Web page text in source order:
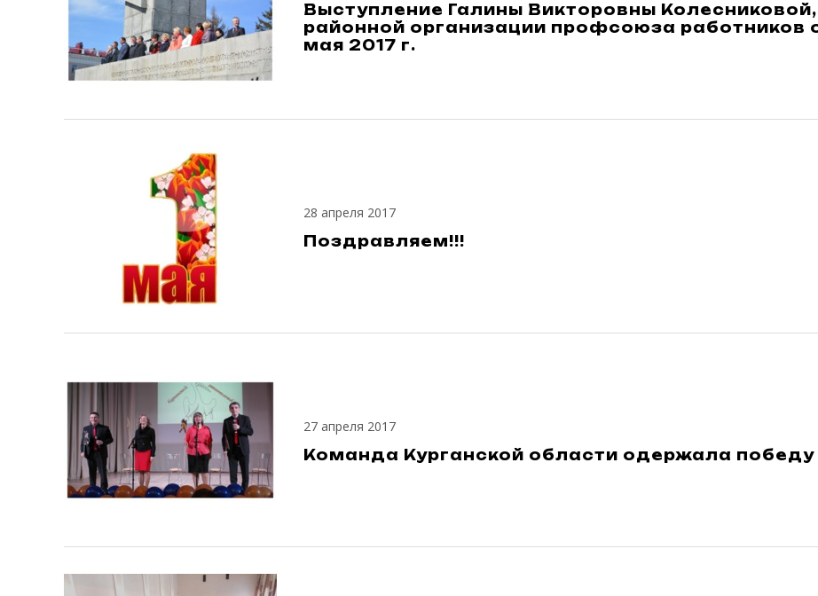
Выступление Галины Викторовны
районной организации профсоюза работников
мая 2017 г.
28 апреля 2017
Поздравляем!!!
27 апреля 2017
Команда Курганской области одержала